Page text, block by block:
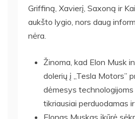
Griffiną, Xavierį, Saxoną ir
aukšto lygio, nors daug
nėra.
Žinoma, kad Elon Musk
dolerių į „Tesla Motors”
dėmesys
tikriausiai perduodamas
Elonas Muskas įkūrė